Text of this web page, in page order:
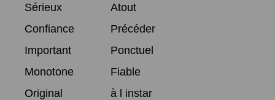
Sérieux
Atout
Confiance
Précéder
Important
Ponctuel
Monotone
Fiable
Original
à l instar